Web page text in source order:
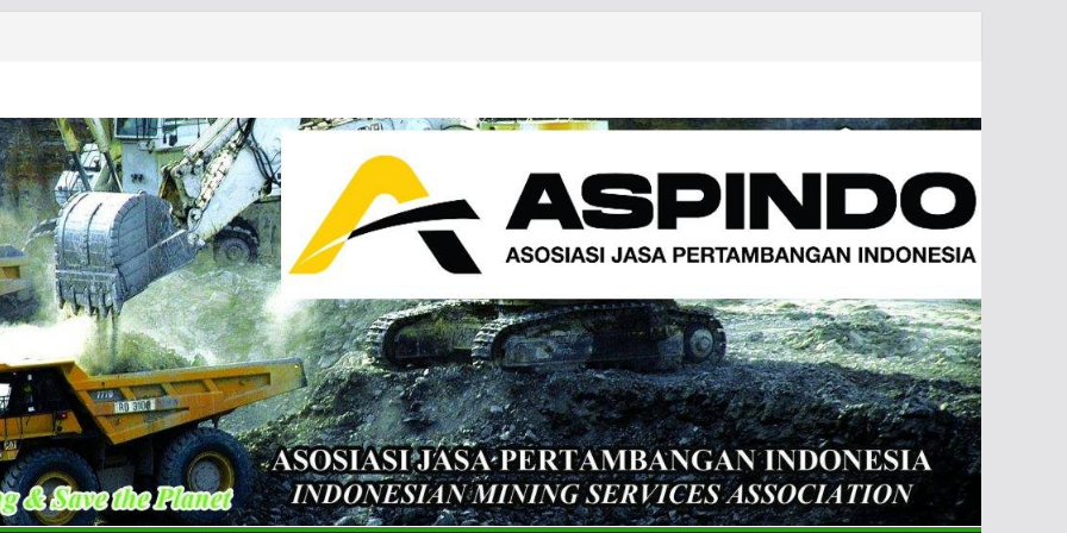
Indonesia 2026 and CT
& Expo 2026
Exhibition 2026